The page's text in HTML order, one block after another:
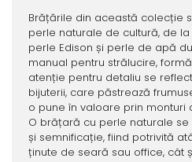
Brățările din această colecție
perle naturale de cultură, de
perle Edison și perle de apă
manual pentru strălucire,
atenție pentru detaliu se
bijuterii, care păstrează
o pune în valoare prin monturi
O brățară cu perle naturale
și semnificație, fiind potrivită
ținute de seară sau office, cât